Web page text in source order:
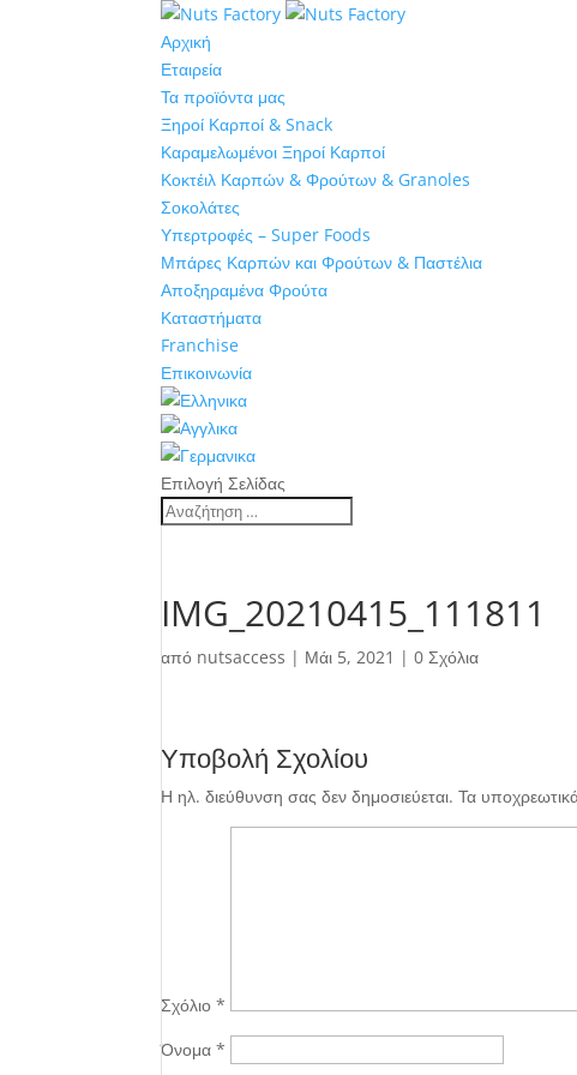
Αρχική
Εταιρεία
Τα προϊόντα μας
Ξηροί Καρποί & Snack
Καραμελωμένοι Ξηροί Καρποί
Κοκτέιλ Καρπών & Φρούτων & Granoles
Σοκολάτες
Υπερτροφές – Super Foods
Μπάρες Καρπών και Φρούτων & Παστέλια
Αποξηραμένα Φρούτα
Καταστήματα
Franchise
Επικοινωνία
Επιλογή Σελίδας
IMG_20210415_111811
από nutsaccess | Μάι 5, 2021 |0 Σχόλια
Υποβολή Σχολίου
Η ηλ. διεύθυνση σας δεν δημοσιεύεται. Τα
Σχόλιο*
Όνομα*